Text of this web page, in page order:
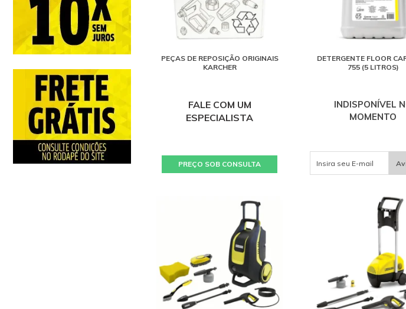
PEÇAS DE REPOSIÇÃO ORIGINAIS
KARCHER
FALE COM UM
ESPECIALISTA
PREÇO SOB CONSULTA
DETERGENTE FLOOR
755 (5 LITROS)
INDISPONÍVEL
MOMENTO